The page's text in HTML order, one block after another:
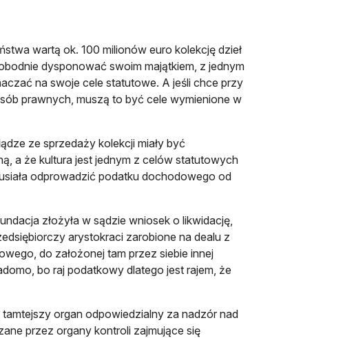
wartą ok. 100 milionów euro kolekcję dzieł
dysponować swoim majątkiem, z jednym
na swoje cele statutowe. A jeśli chce przy
prawnych, muszą to być cele wymienione w
ze sprzedaży kolekcji miały być
a że kultura jest jednym z celów statutowych
odprowadzić podatku dochodowego od
złożyła w sądzie wniosek o likwidację,
arystokraci zarobione na dealu z
do założonej tam przez siebie innej
bo raj podatkowy dlatego jest rajem, że
organ odpowiedzialny za nadzór nad
przez organy kontroli zajmujące się